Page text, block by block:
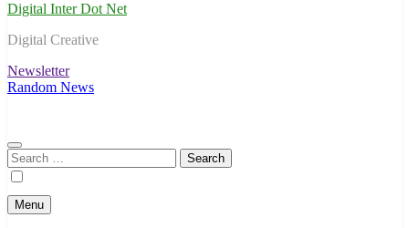
Digital Inter Dot Net
Digital Creative
Newsletter
Random News
Search
for:
Menu